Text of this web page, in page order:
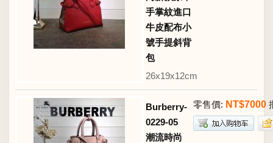
手掌紋進口
牛皮配布小
號手提斜背
包
26x19x12cm
Burberry-
0229-05
潮流時尚
零售價: NT$7000